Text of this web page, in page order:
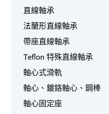
直線軸承
法蘭形直線軸承
帶座直線軸承
Teflon 特殊直線軸承
軸心式滑軌
軸心、鍍鉻軸心、鋼棒
軸心固定座